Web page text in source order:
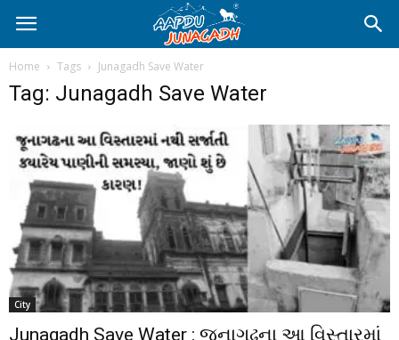
Home Tags Junagadh Save Water
Tag: Junagadh Save Water
City
Junagadh Save Water : જૂનાગઢના આ વિસ્તારમાં